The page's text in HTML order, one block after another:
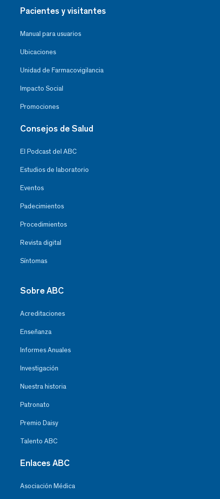
Pacientes y visitantes
Manual para usuarios
Ubicaciones
Unidad de Farmacovigilancia
Impacto Social
Promociones
Consejos de Salud
El Podcast del ABC
Estudios de laboratorio
Eventos
Padecimientos
Procedimientos
Revista digital
Síntomas
Sobre ABC
Acreditaciones
Enseñanza
Informes Anuales
Investigación
Nuestra historia
Patronato
Premio Daisy
Talento ABC
Enlaces ABC
Asociación Médica